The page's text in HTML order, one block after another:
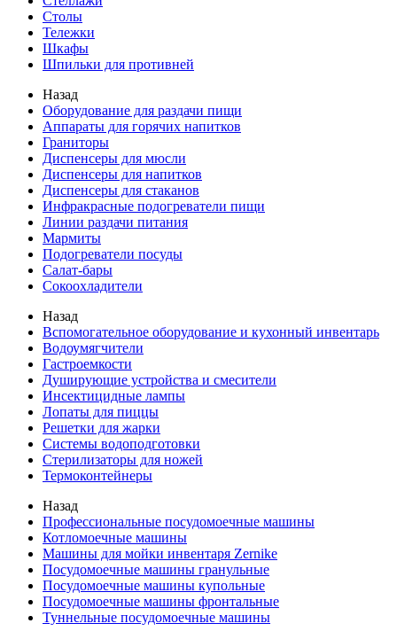
Столы
Тележки
Шкафы
Шпильки для противней
Назад
Оборудование для раздачи пищи
Аппараты для горячих напитков
Граниторы
Диспенсеры для мюсли
Диспенсеры для напитков
Диспенсеры для стаканов
Инфракрасные подогреватели пищи
Линии раздачи питания
Мармиты
Подогреватели посуды
Салат-бары
Сокоохладители
Назад
Вспомогательное оборудование и кухонный инвентарь
Водоумягчители
Гастроемкости
Душирующие устройства и смесители
Инсектицидные лампы
Лопаты для пиццы
Решетки для жарки
Системы водоподготовки
Стерилизаторы для ножей
Термоконтейнеры
Назад
Профессиональные посудомоечные машины
Котломоечные машины
Машины для мойки инвентаря Zernike
Посудомоечные машины гранульные
Посудомоечные машины купольные
Посудомоечные машины фронтальные
Туннельные посудомоечные машины